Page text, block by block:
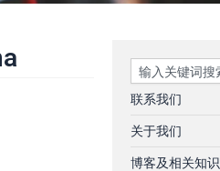
Search
联系我们
关于我们
博客及相关知识